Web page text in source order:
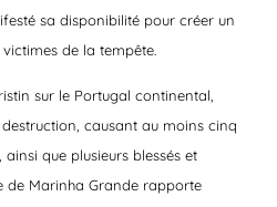
sa disponibilité pour créer un
de la tempête.
sur le Portugal continental,
causant au moins cinq
que plusieurs blessés et
de Marinha Grande rapporte